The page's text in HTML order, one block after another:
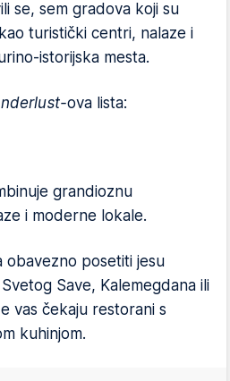
se, sem gradova koji su
turistički centri, nalaze i
istorijska mesta.
ova lista:
grandioznu
i moderne lokale.
obavezno posetiti jesu
Save, Kalemegdana ili
vas čekaju restorani s
kuhinjom.